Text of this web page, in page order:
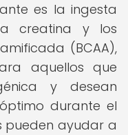
es la ingesta
creatina y los
(BCAA),
aquellos que
y desean
durante el
pueden ayudar a